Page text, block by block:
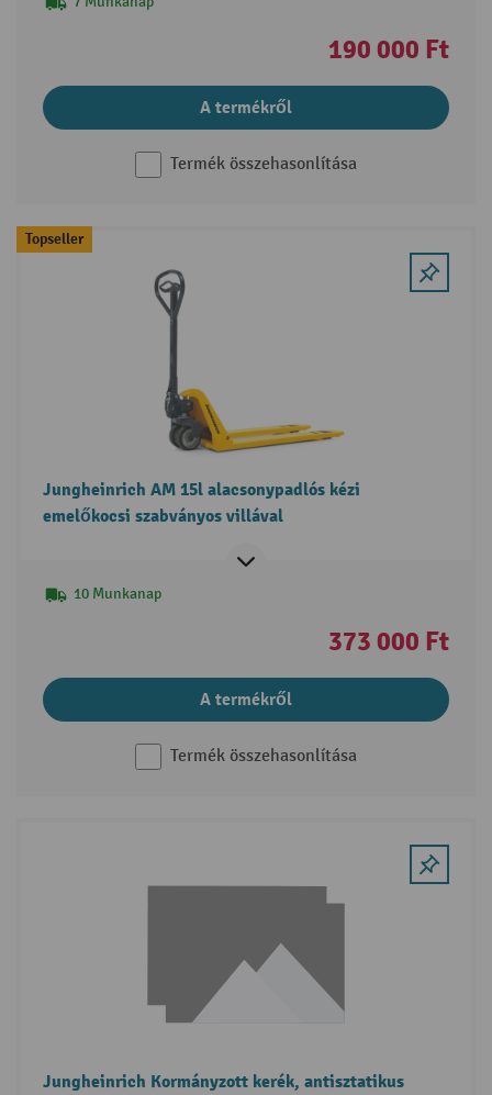
190 000 Ft
A termékről
Termék összehasonlítása
Topseller
Jungheinrich AM 15l alacsonypadlós kézi
emelőkocsi szabványos villával
10 Munkanap
373 000 Ft
A termékről
Termék összehasonlítása
Jungheinrich Kormányzott kerék, antisztatikus